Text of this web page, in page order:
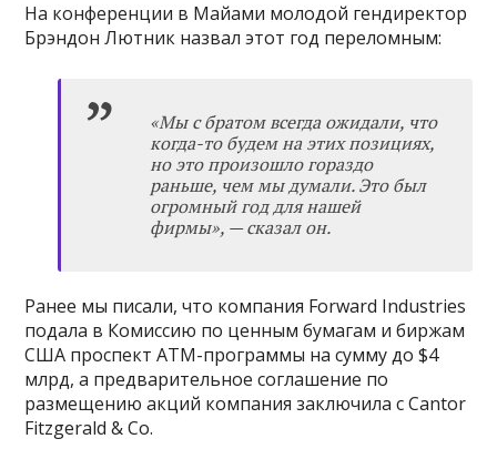
На конференции в Майами молодой гендиректор
Брэндон Лютник назвал этот год переломным:
«Мы с братом всегда ожидали, что
когда-то будем на этих позициях,
но это произошло гораздо
раньше, чем мы думали. Это был
огромный год для нашей
фирмы», — сказал он.
Ранее мы писали, что компания Forward Industries
подала в Комиссию по ценным бумагам и биржам
США проспект ATM-программы на сумму до $4
млрд, а предварительное соглашение по
размещению акций компания заключила с Cantor
Fitzgerald & Co.